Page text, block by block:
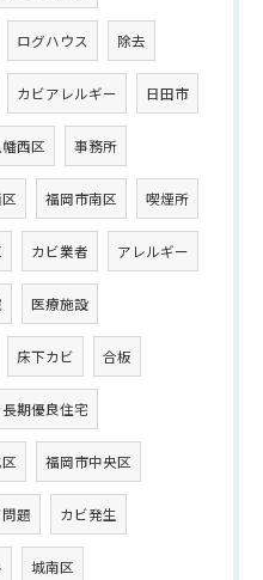
ログハウス 除去
カビアレルギー 日田市
幡西区 事務所
福岡市南区 喫煙所
カビ業者 アレルギー
医療施設
床下カビ 合板
長期優良住宅
福岡市中央区
題 カビ発生
城南区